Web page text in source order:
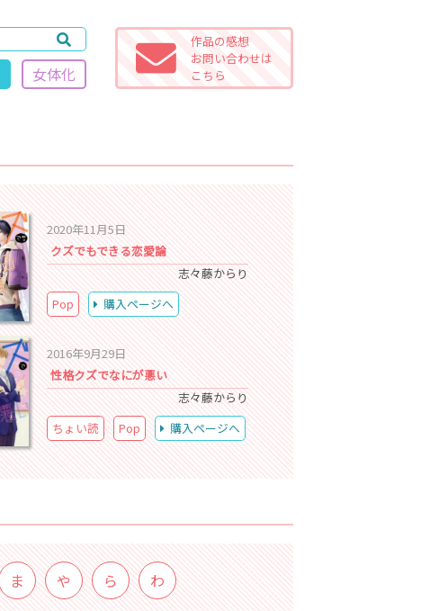
女体化
作品の感想
お問い合わせは
こちら
2020年11月5日
クズでもできる恋愛論
志々藤からり
Pop
購入ページへ
2016年9月29日
性格クズでなにが悪い
志々藤からり
ちょい読
Pop 購入ページへ
ま や ら わ